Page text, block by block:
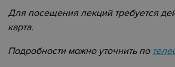
Для посещения лекций требуется
карта.
Подробности можно уточнить по